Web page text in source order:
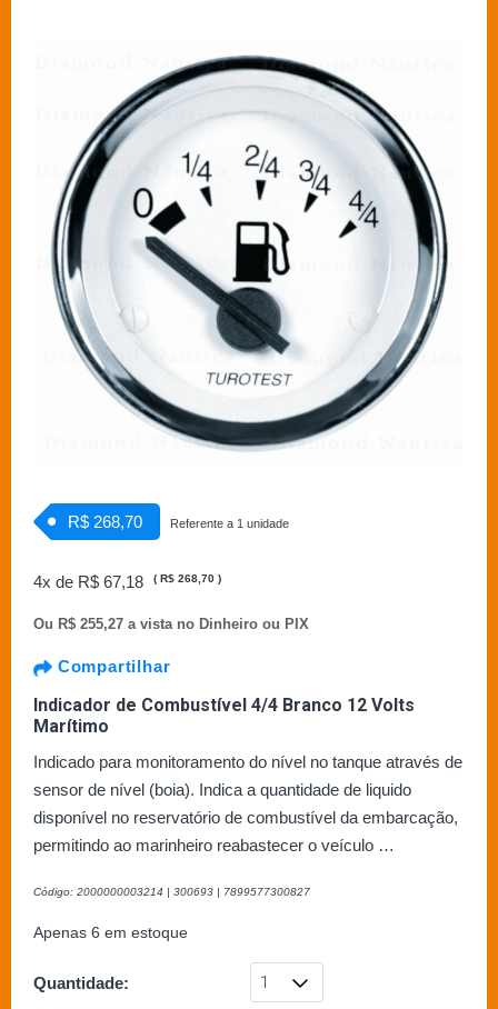
R$ 268,70 Referente a 1 unidade
4x de R$ 67,18 ( R$ 268,70 )
Ou R$ 255,27 a vista no Dinheiro ou PIX
Compartilhar
Indicador de Combustível 4/4 Branco 12 Volts
Marítimo
Indicado para monitoramento do nível no tanque através de
sensor de nível (boia). Indica a quantidade de liquido
disponível no reservatório de combustível da embarcação,
permitindo ao marinheiro reabastecer o veículo …
Código: 2000000003214 | 300693 | 7899577300827
Apenas 6 em estoque
Quantidade: